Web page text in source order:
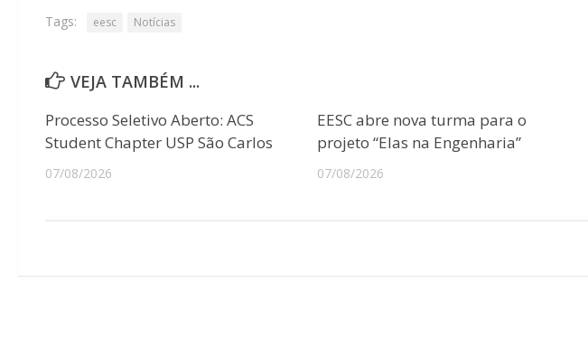
Tags: eesc Notícias
VEJA TAMBÉM ...
Processo Seletivo Aberto: ACS
Student Chapter USP São Carlos
07/08/2026
EESC abre nova turma para o
projeto “Elas na Engenharia”
07/08/2026